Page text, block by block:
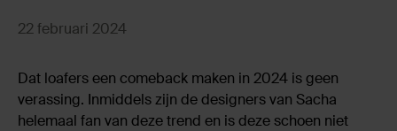
22 februari 2024
Dat loafers een comeback maken in 2024 is geen
verassing. Inmiddels zijn de designers van Sacha
helemaal fan van deze trend en is deze schoen niet